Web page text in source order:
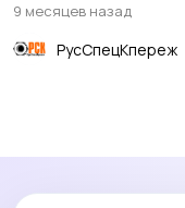
9 месяцев назад
РусСпецКпереж